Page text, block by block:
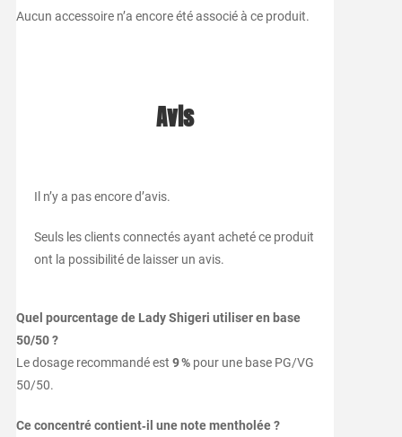
Aucun accessoire n’a encore été associé à ce produit.
Avis
Il n’y a pas encore d’avis.
Seuls les clients connectés ayant acheté ce produit
ont la possibilité de laisser un avis.
Quel pourcentage de Lady Shigeri utiliser en base
50/50 ?
Le dosage recommandé est 9 %pour une base PG/VG
50/50.
Ce concentré contient‑il une note mentholée ?